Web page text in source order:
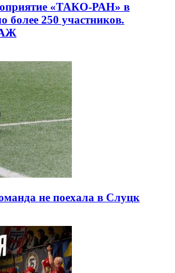
«ТАКО-РАН» в
более 250 участников.
не поехала в Слуцк